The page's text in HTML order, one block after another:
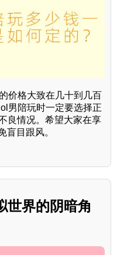
价格大致在几十到几百
男陪玩时一定要选择正
良情况。希望大家在享
盲目跟风。
世界的阴暗角